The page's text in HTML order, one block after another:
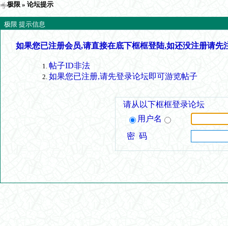
极限 » 论坛提示
极限 提示信息
如果您已注册会员,请直接在底下框框登陆,如还没注册请先
帖子ID非法
如果您已注册,请先登录论坛即可游览帖子
请从以下框框登录论坛
用户名
密 码